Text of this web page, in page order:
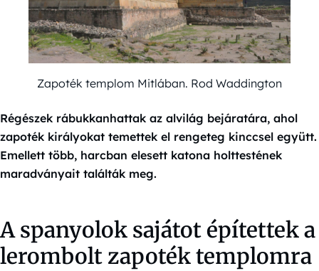
Zapoték templom Mitlában. Rod Waddington
Régészek rábukkanhattak az alvilág bejáratára, ahol
zapoték királyokat temettek el rengeteg kinccsel együtt.
Emellett több, harcban elesett katona holttestének
maradványait találták meg.
A spanyolok sajátot építettek a
lerombolt zapoték templomra